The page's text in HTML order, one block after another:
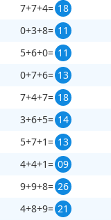
7+7+4= 18
0+3+8= 11
5+6+0= 11
0+7+6= 13
7+4+7= 18
3+6+5= 14
5+7+1= 13
4+4+1= 09
9+9+8= 26
4+8+9= 21